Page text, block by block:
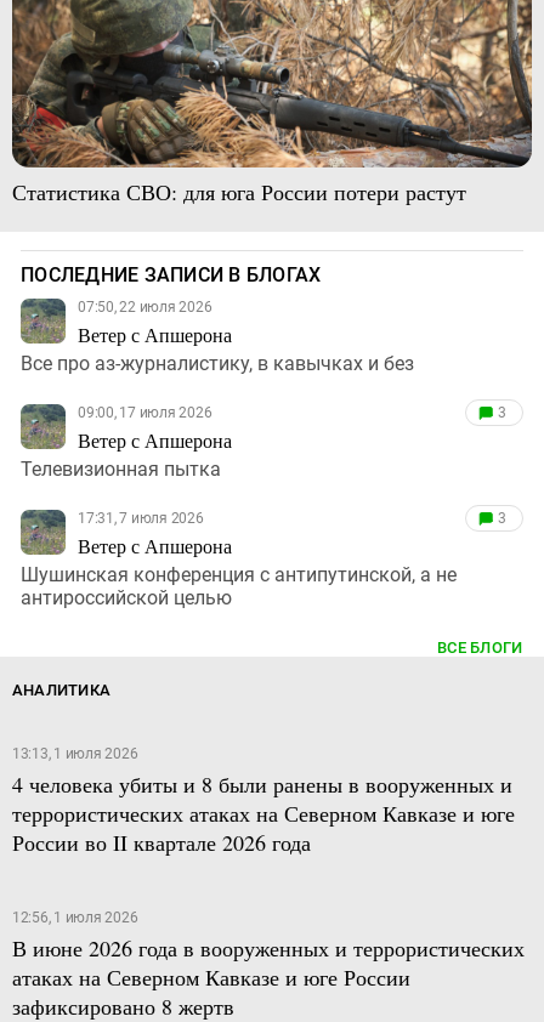
Статистика СВО: для юга России потери растут
ПОСЛЕДНИЕ ЗАПИСИ В БЛОГАХ
07:50, 22 июля 2026
Ветер с Апшерона
Все про аз-журналистику, в кавычках и без
09:00, 17 июля 2026
Ветер с Апшерона
3
Телевизионная пытка
17:31, 7 июля 2026
Ветер с Апшерона
3
Шушинская конференция с антипутинской, а не
антироссийской целью
ВСЕ БЛОГИ
АНАЛИТИКА
13:13, 1 июля 2026
4 человека убиты и 8 были ранены в вооруженных и
террористических атаках на Северном Кавказе и юге
России во II квартале 2026 года
12:56, 1 июля 2026
В июне 2026 года в вооруженных и террористических
атаках на Северном Кавказе и юге России
зафиксировано 8 жертв